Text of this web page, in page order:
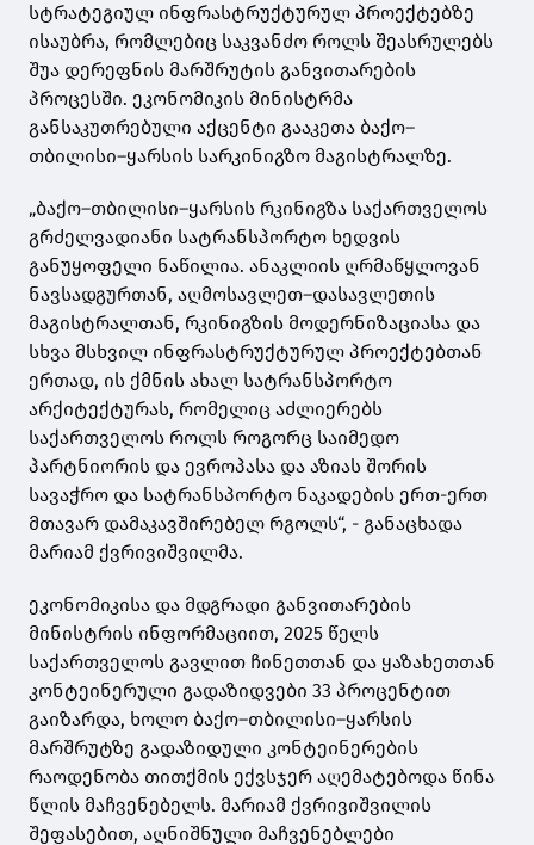
სტრატეგიულ ინფრასტრუქტურულ პროექტებზე
ისაუბრა, რომლებიც საკვანძო როლს შეასრულებს
შუა დერეფნის მარშრუტის განვითარების
პროცესში. ეკონომიკის მინისტრმა
განსაკუთრებული აქცენტი გააკეთა ბაქო–
თბილისი–ყარსის სარკინიგზო მაგისტრალზე.
„ბაქო–თბილისი–ყარსის რკინიგზა საქართველოს
გრძელვადიანი სატრანსპორტო ხედვის
განუყოფელი ნაწილია. ანაკლიის ღრმაწყლოვან
ნავსადგურთან, აღმოსავლეთ–დასავლეთის
მაგისტრალთან, რკინიგზის მოდერნიზაციასა და
სხვა მსხვილ ინფრასტრუქტურულ პროექტებთან
ერთად, ის ქმნის ახალ სატრანსპორტო
არქიტექტურას, რომელიც აძლიერებს
საქართველოს როლს როგორც საიმედო
პარტნიორის და ევროპასა და აზიას შორის
სავაჭრო და სატრანსპორტო ნაკადების ერთ-ერთ
მთავარ დამაკავშირებელ რგოლს“, - განაცხადა
მარიამ ქვრივიშვილმა.
ეკონომიკისა და მდგრადი განვითარების
მინისტრის ინფორმაციით, 2025 წელს
საქართველოს გავლით ჩინეთთან და ყაზახეთთან
კონტეინერული გადაზიდვები 33 პროცენტით
გაიზარდა, ხოლო ბაქო–თბილისი–ყარსის
მარშრუტზე გადაზიდული კონტეინერების
რაოდენობა თითქმის ექვსჯერ აღემატებოდა წინა
წლის მაჩვენებელს. მარიამ ქვრივიშვილის
შეფასებით, აღნიშნული მაჩვენებლები